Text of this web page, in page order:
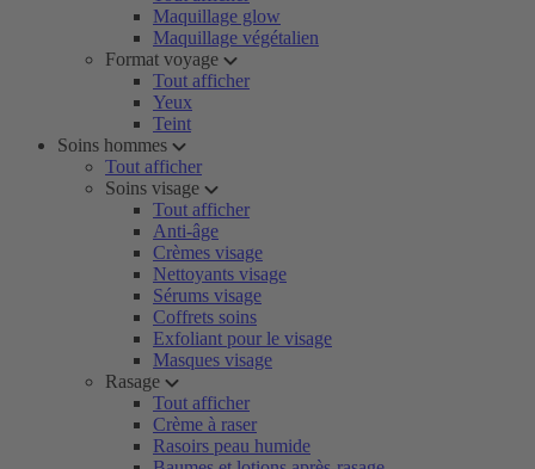
Maquillage glow
Maquillage végétalien
Format voyage
Tout afficher
Yeux
Teint
Soins hommes
Tout afficher
Soins visage
Tout afficher
Anti-âge
Crèmes visage
Nettoyants visage
Sérums visage
Coffrets soins
Exfoliant pour le visage
Masques visage
Rasage
Tout afficher
Crème à raser
Rasoirs peau humide